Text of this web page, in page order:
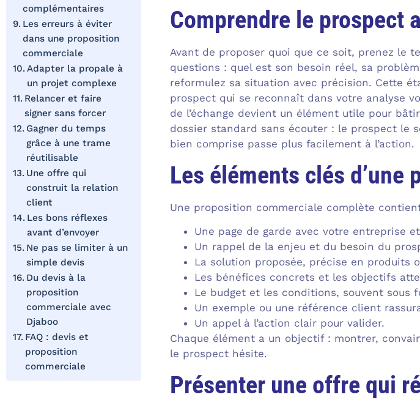
Comprendre le prospect
Avant de proposer quoi que ce soit, prenez le
questions : quel est son besoin réel, sa
reformulez sa situation avec précision. Cette
prospect qui se reconnaît dans votre analyse
de l’échange devient un élément utile pour
dossier standard sans écouter : le prospect le
bien comprise passe plus facilement à l’action.
Les éléments clés
Une proposition commerciale complète
Une page de garde avec votre entreprise
Un rappel de la enjeu et du besoin du
La solution proposée, précise en produits
Les bénéfices concrets et les objectifs
Le budget et les conditions, souvent sous
Un exemple ou une référence client
Un appel à l’action clair pour valider.
Chaque élément a un objectif : montrer,
le prospect hésite.
Présenter une offre qui
complémentaires
Les erreurs à éviter
dans une proposition
commerciale
Adapter la propale à
un projet complexe
Relancer et faire
signer sans forcer
Gagner du temps
grâce à une trame
réutilisable
Une offre qui
construit la relation
client
Les bons réflexes
avant d’envoyer
Ne pas se limiter à un
simple devis
Du devis à la
proposition
commerciale avec
Djaboo
FAQ : devis et
proposition
commerciale